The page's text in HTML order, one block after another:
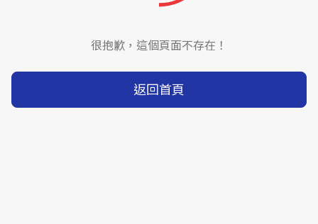
很抱歉，這個頁面不存在！
返回首頁